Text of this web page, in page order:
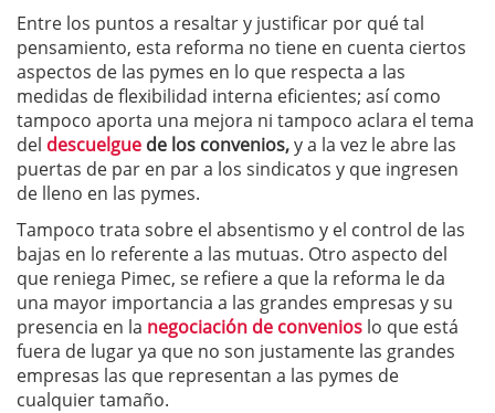
Entre los puntos a resaltar y justificar por qué tal
pensamiento, esta reforma no tiene en cuenta ciertos
aspectos de las pymes en lo que respecta a las
medidas de flexibilidad interna eficientes; así como
tampoco aporta una mejora ni tampoco aclara el tema
del descuelgue de los convenios,y a la vez le abre las
puertas de par en par a los sindicatos y que ingresen
de lleno en las pymes.
Tampoco trata sobre el absentismo y el control de las
bajas en lo referente a las mutuas. Otro aspecto del
que reniega Pimec, se refiere a que la reforma le da
una mayor importancia a las grandes empresas y su
presencia en la negociación de convenios lo que está
fuera de lugar ya que no son justamente las grandes
empresas las que representan a las pymes de
cualquier tamaño.